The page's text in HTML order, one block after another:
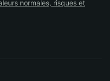
normales, risques et